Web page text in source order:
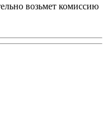
возьмет комиссию